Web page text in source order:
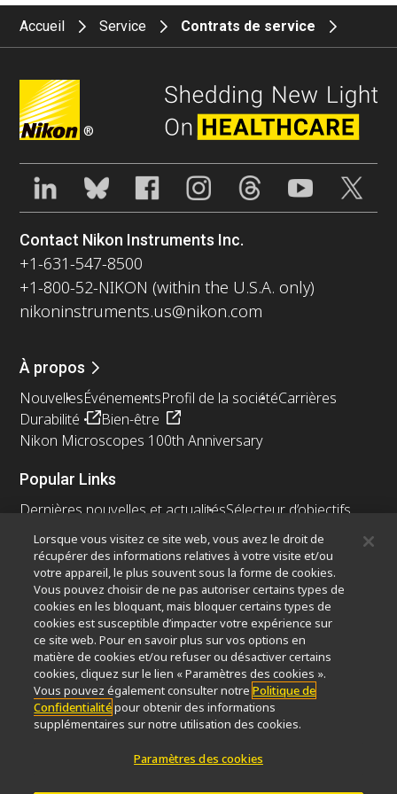
Accueil Service Contrats de service
®
Contact Nikon Instruments Inc.
+1-631-547-8500
+1-800-52-NIKON (within the U.S.A. only)
nikoninstruments.us@nikon.com
À propos
NouvellesÉvénementsProfil de la sociétéCarrières
Durabilité
Bien-être
Nikon Microscopes 100th Anniversary
Popular Links
Dernières nouvelles et actualitésSélecteur d’objectifs
Resolution Calculator
PubScope
Nikon Small World
MicroscopyU
Autres Produits Nikon
Produits d'imagerie
Microscopie industrielle et métrologie
Systèmes de lithographie à semi-conducteurs
Systèmes de lithographie à FPD
Plan du siteConfidentialité
Lorsque vous visitez ce site web, vous avez le droit de
récupérer des informations relatives à votre visite et/ou
votre appareil, le plus souvent sous la forme de cookies.
Vous pouvez choisir de ne pas autoriser certains types de
cookies en les bloquant, mais bloquer certains types de
cookies est susceptible d’impacter votre expérience sur
ce site web. Pour en savoir plus sur vos options en
matière de cookies et/ou refuser ou désactiver certains
cookies, cliquez sur le lien « Paramètres des cookies ».
Vous pouvez également consulter notrePolitique de
Confidentialitépour obtenir des informations
supplémentaires sur notre utilisation des cookies.
Paramètres des cookies